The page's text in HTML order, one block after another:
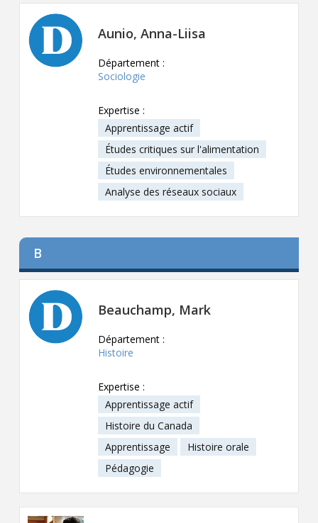
Aunio, Anna-Liisa
Département :
Sociologie
Expertise :
Apprentissage actif
Études critiques sur l'alimentation
Études environnementales
Analyse des réseaux sociaux
B
Beauchamp, Mark
Département :
Histoire
Expertise :
Apprentissage actif
Histoire du Canada
Apprentissage
Histoire orale
Pédagogie
Menu principal
Qui vous êtes